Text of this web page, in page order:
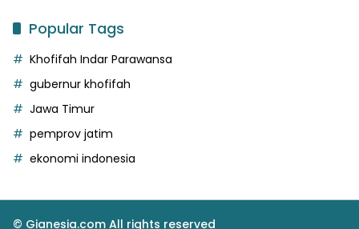
Popular Tags
Khofifah Indar Parawansa
gubernur khofifah
Jawa Timur
pemprov jatim
ekonomi indonesia
© Gianesia.com All rights reserved